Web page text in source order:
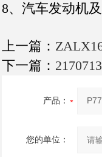
8、汽车发动机
上一篇：
下一篇：
产品：
您的单位：